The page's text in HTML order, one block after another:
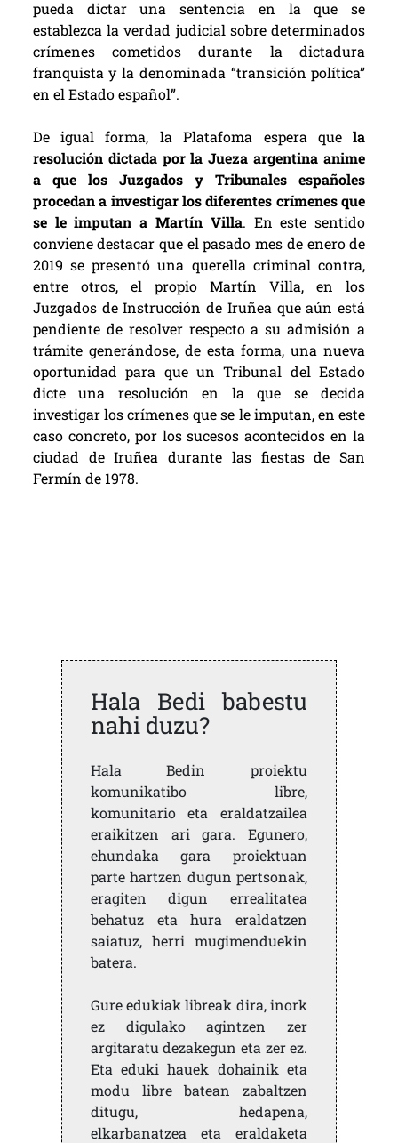
pueda dictar una sentencia en la que se
establezca la verdad judicial sobre determinados
crímenes cometidos durante la dictadura
franquista y la denominada “transición política”
en el Estado español”.
De igual forma, la Platafoma espera quela
resolución dictada por la Jueza argentina anime
a que los Juzgados y Tribunales españoles
procedan a investigar los diferentes crímenes que
se le imputan a Martín Villa. En este sentido
conviene destacar que el pasado mes de enero de
2019 se presentó una querella criminal contra,
entre otros, el propio Martín Villa, en los
Juzgados de Instrucción de Iruñea que aún está
pendiente de resolver respecto a su admisión a
trámite generándose, de esta forma, una nueva
oportunidad para que un Tribunal del Estado
dicte una resolución en la que se decida
investigar los crímenes que se le imputan, en este
caso concreto, por los sucesos acontecidos en la
ciudad de Iruñea durante las fiestas de San
Fermín de 1978.
Hala Bedi babestu
nahi duzu?
Hala Bedin proiektu
komunikatibo libre,
komunitario eta eraldatzailea
eraikitzen ari gara. Egunero,
ehundaka gara proiektuan
parte hartzen dugun pertsonak,
eragiten digun errealitatea
behatuz eta hura eraldatzen
saiatuz, herri mugimenduekin
batera.
Gure edukiak libreak dira, inork
ez digulako agintzen zer
argitaratu dezakegun eta zer ez.
Eta eduki hauek dohainik eta
modu libre batean zabaltzen
ditugu, hedapena,
elkarbanatzea eta eraldaketa